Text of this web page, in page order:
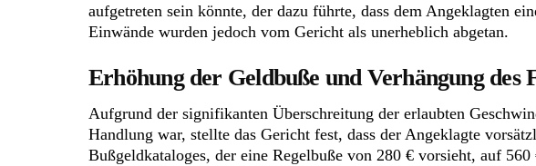
aufgetreten sein könnte, der dazu führte, dass dem Angeklagten
Einwände wurden jedoch vom Gericht als unerheblich abgetan.
Erhöhung der Geldbuße und Verhängung des
Aufgrund der signifikanten Überschreitung der erlaubten
Handlung war, stellte das Gericht fest, dass der Angeklagte
Bußgeldkataloges, der eine Regelbuße von 280 € vorsieht, auf